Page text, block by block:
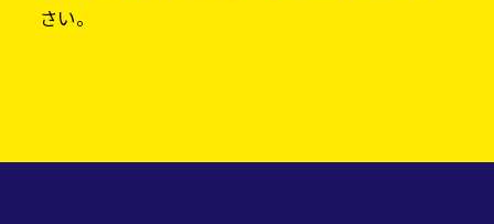
さい。